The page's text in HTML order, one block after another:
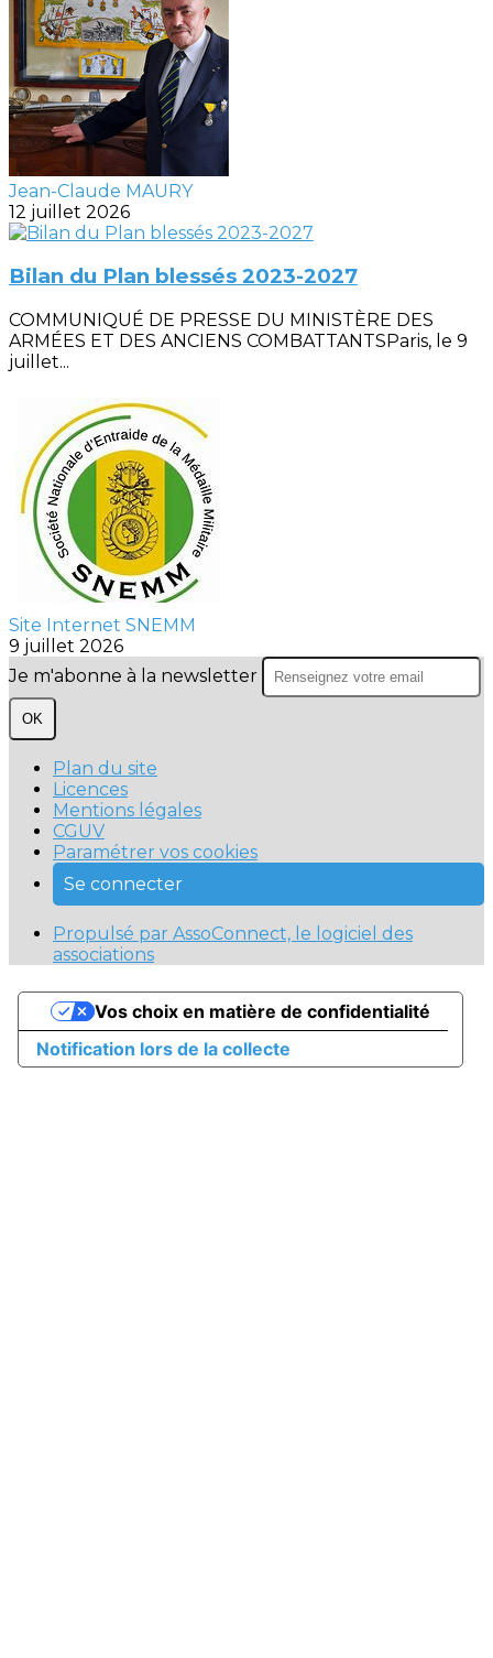
Jean-Claude MAURY
12 juillet 2026
Bilan du Plan blessés 2023-2027
COMMUNIQUÉ DE PRESSE DU MINISTÈRE DES
ARMÉES ET DES ANCIENS COMBATTANTSParis, le 9
juillet...
Site Internet SNEMM
9 juillet 2026
Je m'abonne à la newsletter
OK
Plan du site
Licences
Mentions légales
CGUV
Paramétrer vos cookies
Se connecter
Propulsé par AssoConnect, le logiciel des
associations
Notification lors de la collecte
Vos choix en matière de confidentialité